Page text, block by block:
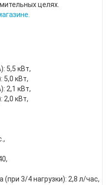
целях.
5,5 кВт,
5,0 кВт,
2,1 кВт,
2,0 кВт,
3/4 нагрузки): 2,8 л/час,